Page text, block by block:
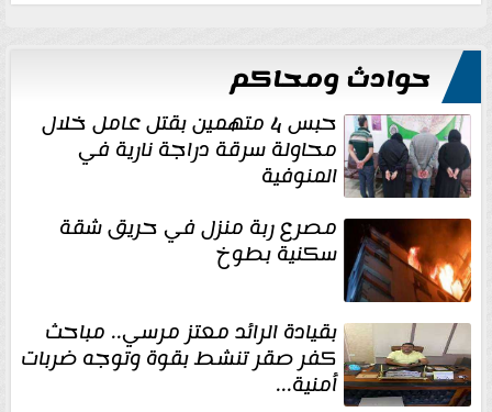
حوادث ومحاكم
حبس 4 متهمين بقتل عامل خلال
محاولة سرقة دراجة نارية في
المنوفية
مصرع ربة منزل في حريق شقة
سكنية بطوخ
بقيادة الرائد معتز مرسي.. مباحث
كفر صقر تنشط بقوة وتوجه ضربات
أمنية...